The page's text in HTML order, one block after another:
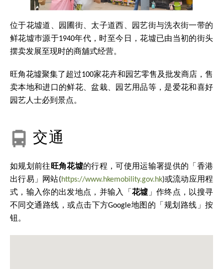
位于花墟道、园圃街、太子道西、园艺街与洗衣街一带的
鲜花墟巿源于1940年代，时至今日，花墟已由当初的街头
摆卖发展至现时的商舖式经营。
旺角花墟聚集了超过100家花卉和园艺零售及批发商店，售
卖本地和进口的鲜花、盆栽、园艺用品等，是爱花和喜好
园艺人士必到景点。
交通
如规划前往旺角花墟的行程，可使用运输署提供的「香港
出行易」网站(https://www.hkemobility.gov.hk)或流动应用程
式，输入你的出发地点，并输入「 花墟 」作终点，以搜寻
不同交通路线，或点击下方Google地图的「规划路线」按
钮。